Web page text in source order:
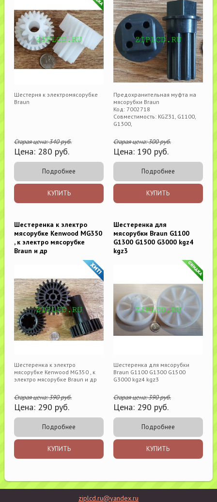
Шестерня к электромясорубке
Braun
Старая цена:340руб.
Цена: 280 руб.
Подробнее
КУПИТЬ
Предохранительная муфта на
мясорубки Braun
Код: 7002718
Совместимость: KGZ31, G1100,
G1300,
Старая цена:300руб.
Цена: 190 руб.
Подробнее
КУПИТЬ
Шестеренка к электро
мясорубке Kenwood MG350
, к электро мясорубке
Braun и др
Шестеренка к электро
мясорубке Kenwood MG350 , к
электро мясорубке Braun и др
Старая цена:390руб.
Цена: 290 руб.
Подробнее
КУПИТЬ
Шестеренка для
мясорубки Braun G1100
G1300 G1500 G3000 kgz4
kgz3
Шестеренка для мясорубки
Braun G1100 G1300 G1500
G3000 kgz4 kgz3
Старая цена:390руб.
Цена: 290 руб.
Подробнее
КУПИТЬ
ziplcd.ru@yandex.ru